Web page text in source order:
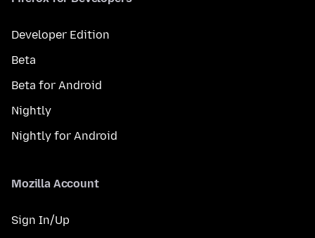
Developer Edition
Beta
Beta for Android
Nightly
Nightly for Android
Mozilla Account
Sign In/Up